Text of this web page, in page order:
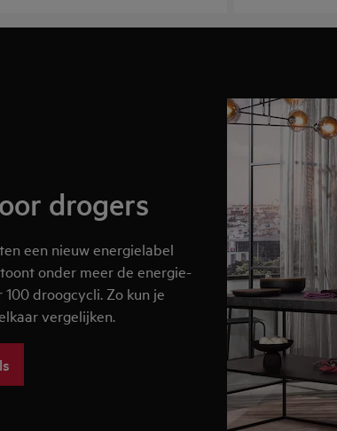
drogers
een nieuw energielabel
onder meer de energie-
droogcycli. Zo kun je
vergelijken.